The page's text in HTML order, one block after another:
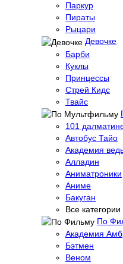
Паркур
Пираты
Рыцари
Девочке
Барби
Куклы
Принцессы
Стрей Кидс
Твайс
101
Автобус Тайо
Академия
Алладин
Аниматроники
Аниме
Бакуган
Все
По
Академия
Бэтмен
Веном